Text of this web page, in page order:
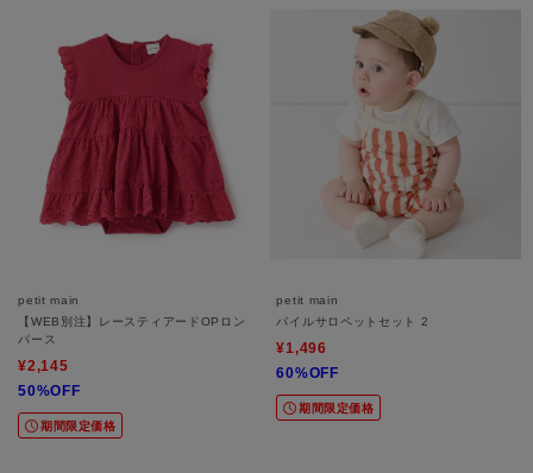
petit main
【WEB別注】レースティアードOPロン
パース
¥2,145
50%OFF
期間限定価格
petit main
パイルサロペットセット 2
¥1,496
60%OFF
期間限定価格